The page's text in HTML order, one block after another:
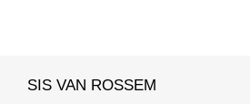
SIS VAN ROSSEM